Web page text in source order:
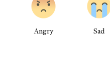
Angry Sad